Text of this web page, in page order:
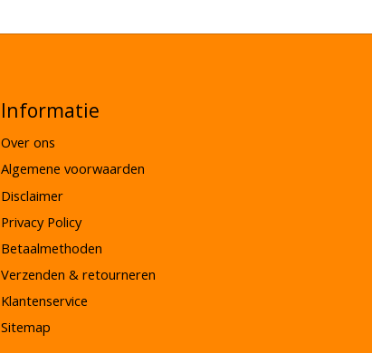
Informatie
Over ons
Algemene voorwaarden
Disclaimer
Privacy Policy
Betaalmethoden
Verzenden & retourneren
Klantenservice
Sitemap